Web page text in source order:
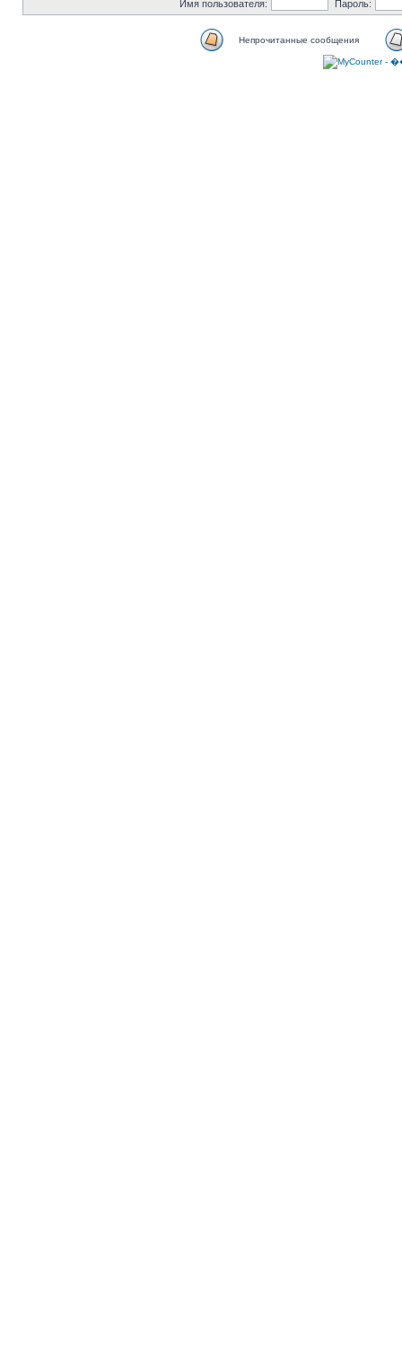
Имя пользователя: Пароль:
Непрочитанные сообщения